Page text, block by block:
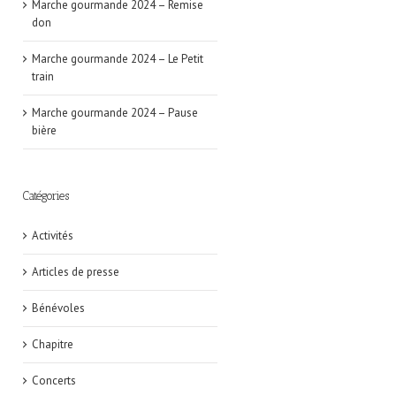
Marche gourmande 2024 – Remise
don
Marche gourmande 2024 – Le Petit
train
Marche gourmande 2024 – Pause
bière
Catégories
Activités
Articles de presse
Bénévoles
Chapitre
Concerts